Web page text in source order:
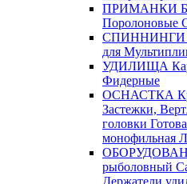
ПРИМАНКИ
Поролоновые
СПИННИНГИ
для
УДИЛИЩА
Фидерные
ОСНАСТКА
Застежки,
головки
монофильная
рыболовный
Держатели